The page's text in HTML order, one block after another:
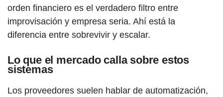
orden financiero es el verdadero filtro entre
improvisación y empresa seria. Ahí está la
diferencia entre sobrevivir y escalar.
Lo que el mercado calla sobre estos
sistemas
Los proveedores suelen hablar de automatización,